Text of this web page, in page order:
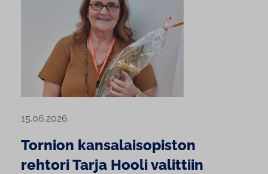
15.06.2026
Tornion kansalaisopiston
rehtori Tarja Hooli valittiin